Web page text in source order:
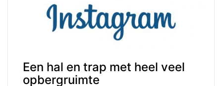
Een hal en trap met heel veel
opbergruimte